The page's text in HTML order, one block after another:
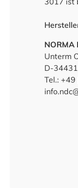
NORMA
Unterm
D-
Tel.: